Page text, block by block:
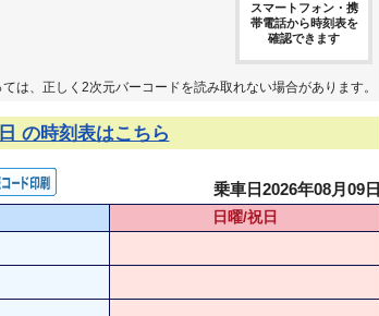
スマートフォン・携
帯電話から時刻表を
確認できます
は、正しく2次元バーコードを読み取れない場合があります。
の時刻表はこちら
乗車日2026年08月09日
日曜/祝日